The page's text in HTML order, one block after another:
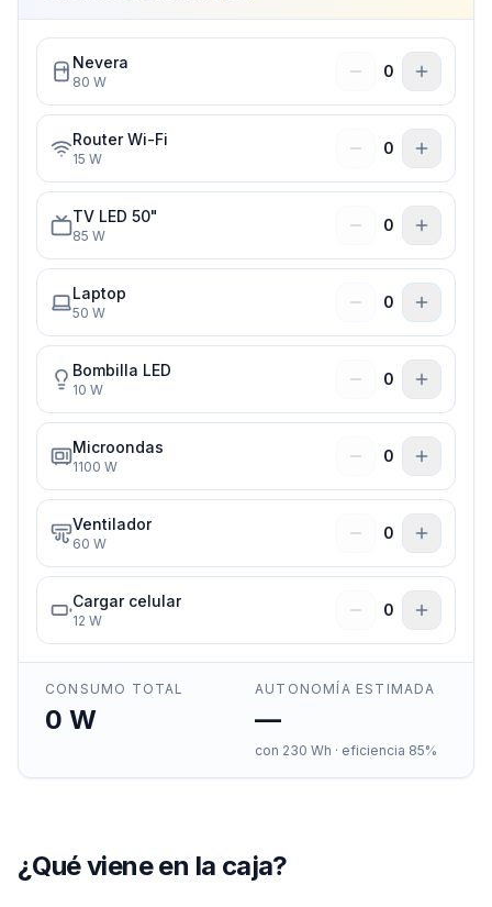
Nevera
80 W
0
Router Wi-Fi
15 W
0
TV LED 50"
85 W
0
Laptop
50 W
0
Bombilla LED
10 W
0
Microondas
1100 W
0
Ventilador
60 W
0
Cargar celular
12 W
0
CONSUMO TOTAL
0 W
AUTONOMÍA ESTIMADA
—
con 230 Wh · eficiencia 85%
¿Qué viene en la caja?